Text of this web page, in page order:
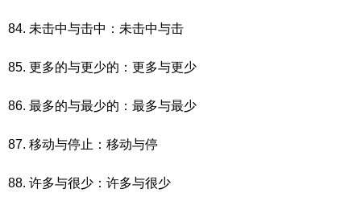
84. 未击中与击中：未击中与击
85. 更多的与更少的：更多与更少
86. 最多的与最少的：最多与最少
87. 移动与停止：移动与停
88. 许多与很少：许多与很少